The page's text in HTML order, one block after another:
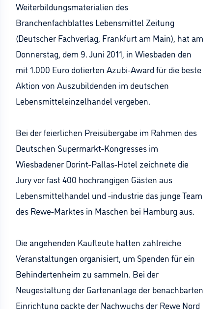
Weiterbildungsmaterialien des
Branchenfachblattes Lebensmittel Zeitung
(Deutscher Fachverlag, Frankfurt am Main), hat am
Donnerstag, dem 9. Juni 2011, in Wiesbaden den
mit 1.000 Euro dotierten Azubi-Award für die beste
Aktion von Auszubildenden im deutschen
Lebensmitteleinzelhandel vergeben.
Bei der feierlichen Preisübergabe im Rahmen des
Deutschen Supermarkt-Kongresses im
Wiesbadener Dorint-Pallas-Hotel zeichnete die
Jury vor fast 400 hochrangigen Gästen aus
Lebensmittelhandel und -industrie das junge Team
des Rewe-Marktes in Maschen bei Hamburg aus.
Die angehenden Kaufleute hatten zahlreiche
Veranstaltungen organisiert, um Spenden für ein
Behindertenheim zu sammeln. Bei der
Neugestaltung der Gartenanlage der benachbarten
Einrichtung packte der Nachwuchs der Rewe Nord